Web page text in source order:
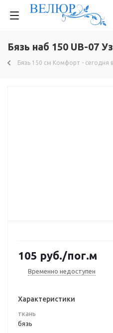
Бязь наб 150 UB-07
Бязь 150 см Комфорт - сегодня
105 руб./пог.м
Временно недоступен
Характеристики
ткань
бязь